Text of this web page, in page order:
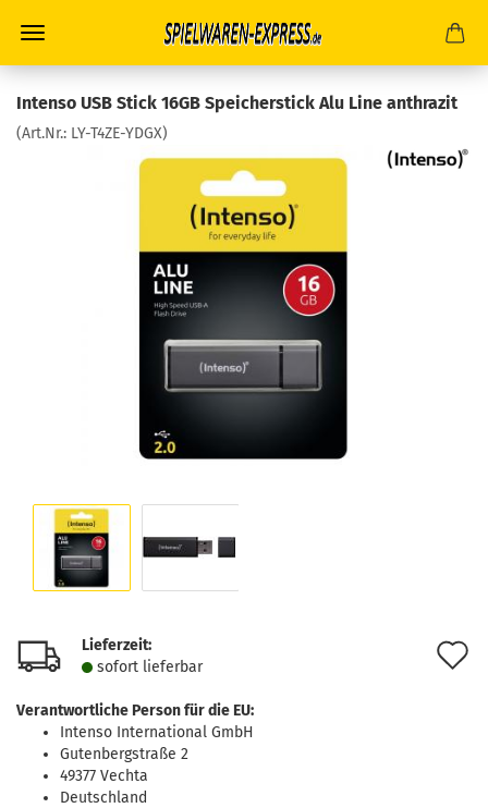
Intenso USB Stick 16GB Speicherstick Alu Line anthrazit
(Art.Nr.: LY-T4ZE-YDGX)
Lieferzeit:
sofort lie­fer­bar
Verantwortliche Person für die EU:
Intenso International GmbH
Gutenbergstraße 2
49377 Vechta
Deutschland